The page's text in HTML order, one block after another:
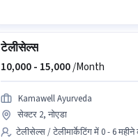
टेलीसेल्स
10,000 - 15,000/Month
Kamawell Ayurveda
सेक्टर 2, नोएडा
टेलीसेल्स / टेलीमार्केटिंग में 0 - 6